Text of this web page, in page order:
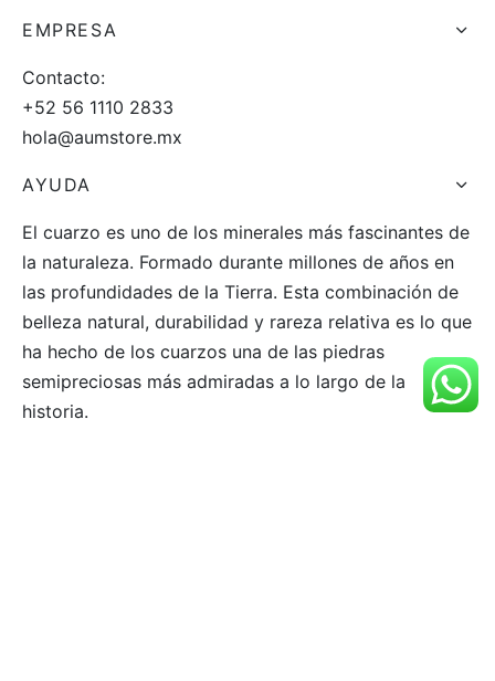
EMPRESA
Contacto:
+52 56 1110 2833
hola@aumstore.mx
AYUDA
El cuarzo es uno de los minerales más fascinantes de
la naturaleza. Formado durante millones de años en
las profundidades de la Tierra. Esta combinación de
belleza natural, durabilidad y rareza relativa es lo que
ha hecho de los cuarzos una de las piedras
semipreciosas más admiradas a lo largo de la
historia.